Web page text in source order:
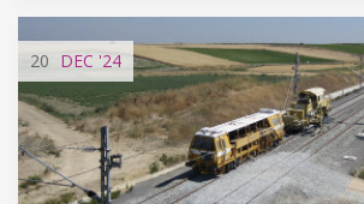
20 DEC '24